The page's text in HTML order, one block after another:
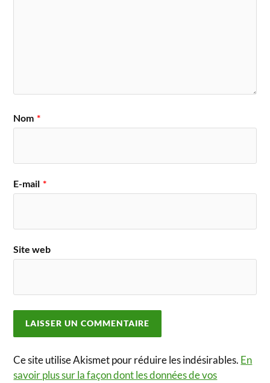
Nom *
E-mail *
Site web
Ce site utilise Akismet pour réduire les indésirables. En
savoir plus sur la façon dont les données de vos